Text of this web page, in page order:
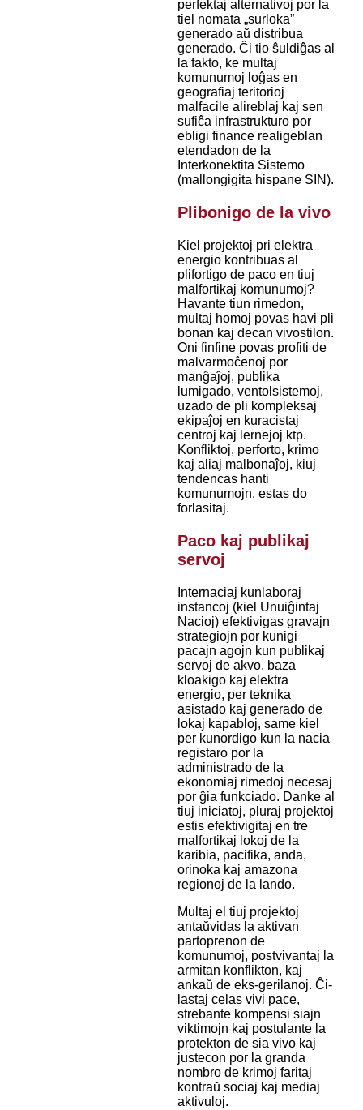
perfektaj alternativoj por la
tiel nomata „surloka”
generado aŭ distribua
generado. Ĉi tio ŝuldiĝas al
la fakto, ke multaj
komunumoj loĝas en
geografiaj teritorioj
malfacile alireblaj kaj sen
sufiĉa infrastrukturo por
ebligi finance realigeblan
etendadon de la
Interkonektita Sistemo
(mallongigita hispane SIN).
Plibonigo de la vivo
Kiel projektoj pri elektra
energio kontribuas al
plifortigo de paco en tiuj
malfortikaj komunumoj?
Havante tiun rimedon,
multaj homoj povas havi pli
bonan kaj decan vivostilon.
Oni finfine povas profiti de
malvarmoĉenoj por
manĝaĵoj, publika
lumigado, ventolsistemoj,
uzado de pli kompleksaj
ekipaĵoj en kuracistaj
centroj kaj lernejoj ktp.
Konfliktoj, perforto, krimo
kaj aliaj malbonaĵoj, kiuj
tendencas hanti
komunumojn, estas do
forlasitaj.
Paco kaj publikaj
servoj
Internaciaj kunlaboraj
instancoj (kiel Unuiĝintaj
Nacioj) efektivigas gravajn
strategiojn por kunigi
pacajn agojn kun publikaj
servoj de akvo, baza
kloakigo kaj elektra
energio, per teknika
asistado kaj generado de
lokaj kapabloj, same kiel
per kunordigo kun la nacia
registaro por la
administrado de la
ekonomiaj rimedoj necesaj
por ĝia funkciado. Danke al
tiuj iniciatoj, pluraj projektoj
estis efektivigitaj en tre
malfortikaj lokoj de la
karibia, pacifika, anda,
orinoka kaj amazona
regionoj de la lando.
Multaj el tiuj projektoj
antaŭvidas la aktivan
partoprenon de
komunumoj, postvivantaj la
armitan konflikton, kaj
ankaŭ de eks-gerilanoj. Ĉi-
lastaj celas vivi pace,
strebante kompensi siajn
viktimojn kaj postulante la
protekton de sia vivo kaj
justecon por la granda
nombro de krimoj faritaj
kontraŭ sociaj kaj mediaj
aktivuloj.